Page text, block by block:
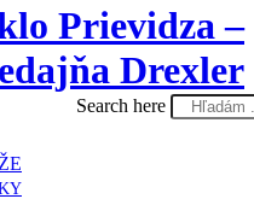
Search here